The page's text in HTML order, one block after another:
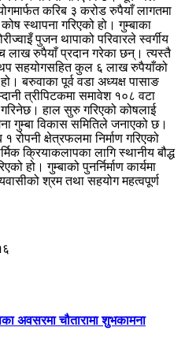
करिब ३ करोड रुपैयाँ लागतमा
कोष स्थापना गरिएको हो। गुम्बाका
पुजन थापाको परिवारले स्वर्गीय
लाख रुपैयाँ प्रदान गरेका छन्। त्यस्तै
सहयोगसहित कुल ६ लाख रुपैयाँको
बरुवाका पूर्व वडा अध्यक्ष पासाङ
त्रीपिटकमा समावेश १०८ वटा
गरिनेछ। हाल सुरु गरिएको कोषलाई
गुम्बा विकास समितिले जनाएको छ।
रोपनी क्षेत्रफलमा निर्माण गरिएको
क्रियाकलापका लागि स्थानीय बौद्ध
हो। गुम्बाको पुनर्निर्माण कार्यमा
श्रम तथा सहयोग महत्वपूर्ण
अवसरमा चौतारामा शुभकामना